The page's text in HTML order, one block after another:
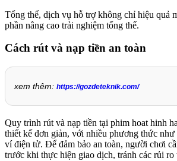
Tổng thể, dịch vụ hỗ trợ không chỉ hiệu quả
phần nâng cao trải nghiệm tổng thể.
Cách rút và nạp tiền an toàn
xem thêm: https://gozdeteknik.com/
Quy trình rút và nạp tiền tại phim hoat hinh
thiết kế đơn giản, với nhiều phương thức như
ví điện tử. Để đảm bảo an toàn, người chơi
trước khi thực hiện giao dịch, tránh các rủi ro